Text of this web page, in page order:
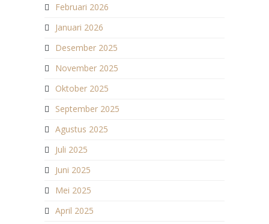
Februari 2026
Januari 2026
Desember 2025
November 2025
Oktober 2025
September 2025
Agustus 2025
Juli 2025
Juni 2025
Mei 2025
April 2025